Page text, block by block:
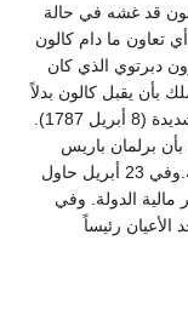
قد غشه في حالة
تعاون ما دام كالون
دبرتوي الذي كان
بأن يقبل كالون بدلاً
منه. فاتبع النصيحة بعد أن أرهقته هذه الضجة الشديدة (8 أبريل 1787).
برلمان باريس
يخطط للتحقيق في إدانته وفحص شئونه الخاصة.وفي 23 أبريل حاول
مالية الدولة. وفي
الأعيان رئيساً